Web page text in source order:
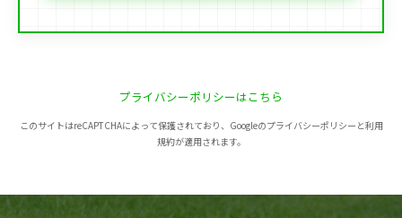
プライバシーポリシーはこちら
このサイトはreCAPTCHAによって保護されており、Googleのプライバシーポリシーと利用
規約が適用されます。